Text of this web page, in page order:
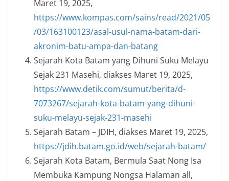
Maret 19, 2025,
https://www.kompas.com/sains/read/2021/05
/03/163100123/asal-usul-nama-batam-dari-
akronim-batu-ampa-dan-batang
Sejarah Kota Batam yang Dihuni Suku Melayu
Sejak 231 Masehi, diakses Maret 19, 2025,
https://www.detik.com/sumut/berita/d-
7073267/sejarah-kota-batam-yang-dihuni-
suku-melayu-sejak-231-masehi
Sejarah Batam – JDIH, diakses Maret 19, 2025,
https://jdih.batam.go.id/web/sejarah-batam/
Sejarah Kota Batam, Bermula Saat Nong Isa
Membuka Kampung Nongsa Halaman all,